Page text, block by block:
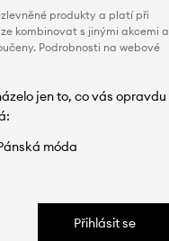
produkty a platí při
kombinovat s jinými akcemi a
Podrobnosti na webové
jen to, co vás opravdu
móda
Přihlásit se